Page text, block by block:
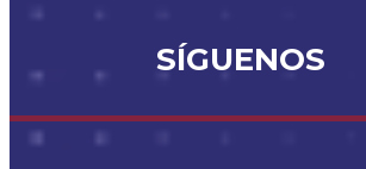
SÍGUENOS